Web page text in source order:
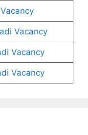
Vacancy
Vacancy
Vacancy